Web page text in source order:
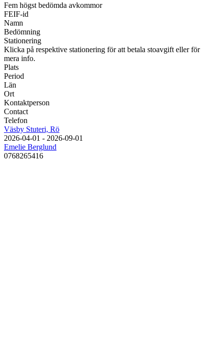
Fem högst bedömda avkommor
FEIF-id
Namn
Bedömning
Stationering
Klicka på respektive stationering för att betala stoavgift eller för
mera info.
Plats
Period
Län
Ort
Kontaktperson
Contact
Telefon
Väsby Stuteri, Rö
2026-04-01 - 2026-09-01
Emelie Berglund
0768265416